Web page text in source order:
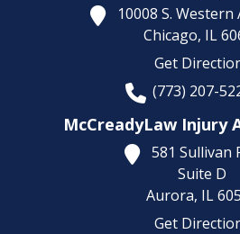
10008 S. Western
Chicago, IL
Get
(773) 207-
McCreadyLaw Injury
581 Sullivan
Suite D
Aurora, IL
Get